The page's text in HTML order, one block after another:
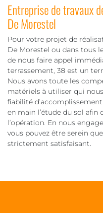
Entreprise de travaux
De Morestel
Pour votre projet de
De Morestel ou dans tous
de nous faire appel
terrassement, 38 est un
Nous avons toute les
matériels à utiliser qui
fiabilité
en main l’étude du sol afin
l’opération. En nous
vous pouvez être serein
strictement satisfaisant.